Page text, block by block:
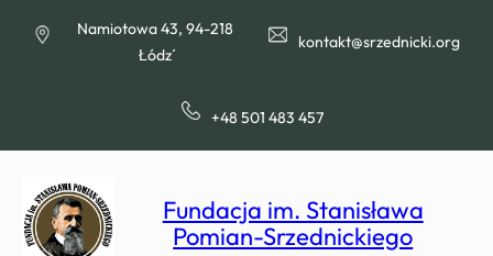
Namiotowa 43, 94-218
Łódź
kontakt@srzednicki.org
+48 501 483 457
Fundacja im. Stanisława
Pomian-Srzednickiego